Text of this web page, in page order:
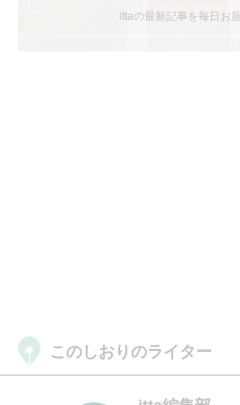
ittaの最新記事を毎日お
このしおりのライター